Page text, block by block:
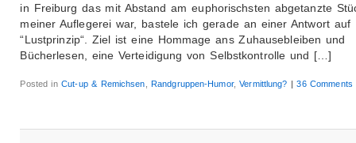
in Freiburg das mit Abstand am euphorischsten abgetanzte
meiner Auflegerei war, bastele ich gerade an einer Antwort auf
“Lustprinzip“. Ziel ist eine Hommage ans Zuhausebleiben und
Bücherlesen, eine Verteidigung von Selbstkontrolle und […]
Posted inCut-up & Remichsen ,Randgruppen-Humor,Vermittlung? | 36 Comments